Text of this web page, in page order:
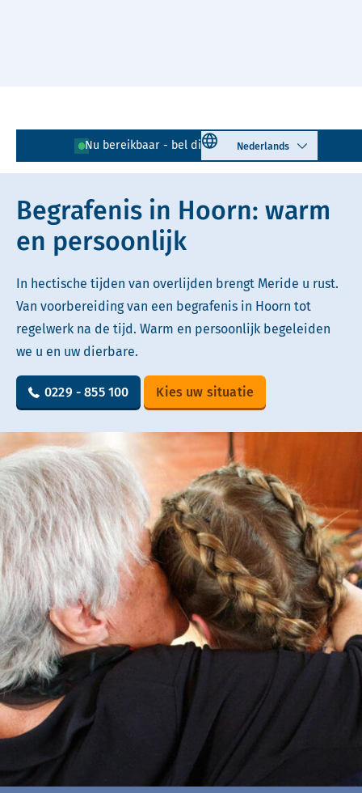
Nu bereikbaar - bel direct! 0229 - 855 100
Select language
Lees voor Uitleg woorden
Simpele tekst
Begrafenis in Hoorn: warm
en persoonlijk
In hectische tijden van overlijden brengt Meride u rust.
Van voorbereiding van een begrafenis in Hoorn tot
regelwerk na de tijd. Warm en persoonlijk begeleiden
we u en uw dierbare.
0229 - 855 100 Kies uw situatie